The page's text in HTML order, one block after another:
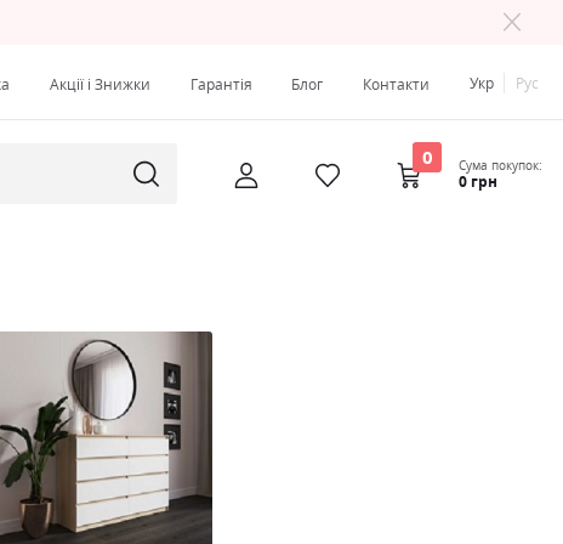
Акції і Знижки Гарантія Блог Контакти Укр Рус
0 Сума покупок:
0 грн